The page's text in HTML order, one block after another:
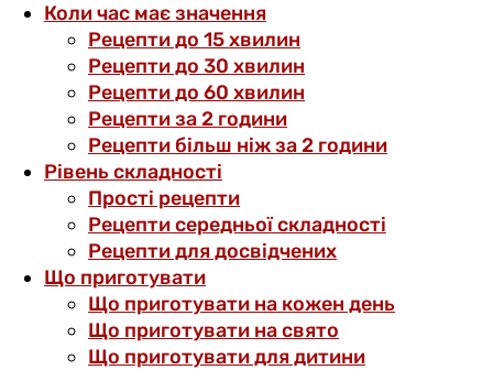
Коли час має значення
Рецепти до 15 хвилин
Рецепти до 30 хвилин
Рецепти до 60 хвилин
Рецепти за 2 години
Рецепти більш ніж за 2 години
Рівень складності
Прості рецепти
Рецепти середньої складності
Рецепти для досвідчених
Що приготувати
Що приготувати на кожен день
Що приготувати на свято
Що приготувати для дитини